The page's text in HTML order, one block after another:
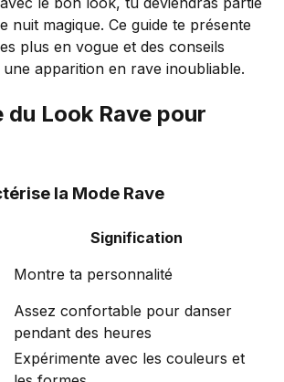
nuit magique. Ce guide te présente
plus en vogue et des conseils
apparition en rave inoubliable.
du Look Rave pour
la Mode Rave
Signification
Montre ta personnalité
Assez confortable pour danser
pendant des heures
Expérimente avec les couleurs et